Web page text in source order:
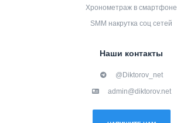
Хронометраж в смартфоне
SMM накрутка соц сетей
Наши контакты
@Diktorov_net
admin@diktorov.net